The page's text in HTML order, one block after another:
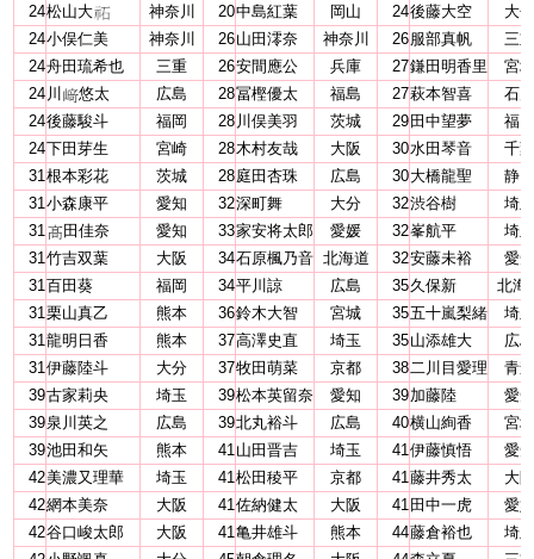
24松山大 神奈川 20中島紅葉 岡山 24後藤大空
大
24小俣仁美 神奈川 26山田澪奈 神奈川 26服部真帆
三
24舟田琉希也 三重 26安間應公 兵庫 27鎌田明香里
宮
24 川 悠太 広島 28冨樫優太 福島 27萩本智喜
石
24後藤駿斗 福岡 28 川俣美羽 茨城 29 田中望夢
福
24下田芽生 宮崎 28木村友哉 大阪 30水田琴音
千
31根本彩花 茨城 28庭田杏珠 広島 30大橋龍聖
静
31小森康平 愛知 32深町舞 大分 32渋谷樹
埼
31
田佳奈 愛知 33家安将太郎 愛媛 32峯航平
埼
31竹吉双葉 大阪 34石原楓乃音 北海道 32安藤未裕
愛
31百田葵 福岡 34平川諒 広島 35久保新
北海
31栗山真乙 熊本 36鈴木大智 宮城 35五十嵐梨緒
埼
31龍明日香 熊本 37高澤史直 埼玉 35山添雄大
広
31伊藤陸斗 大分 37牧田萌菜 京都 38二川目愛理
青
39古家莉央 埼玉 39松本英留奈 愛知 39加藤陸
愛
39泉川英之 広島 39北丸裕斗 広島 40横山絢香
宮
39池田和矢 熊本 41山田晋吉 埼玉 41伊藤慎悟
愛
42美濃又理華 埼玉 41松田稜平 京都 41藤井秀太
大
42網本美奈 大阪 41佐納健太 大阪 41 田中一虎
愛
42谷口峻太郎 大阪 41亀井雄斗 熊本 44藤倉裕也
埼